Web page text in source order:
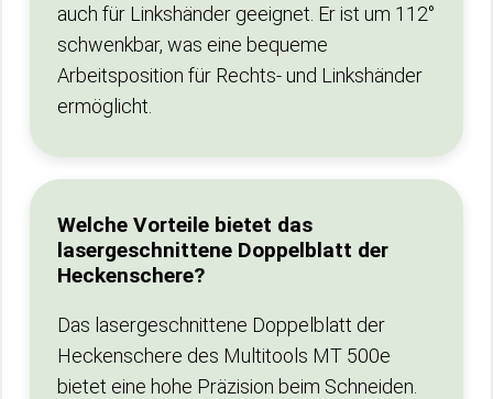
auch für Linkshänder geeignet. Er ist um 112°
schwenkbar, was eine bequeme
Arbeitsposition für Rechts- und Linkshänder
ermöglicht.
Welche Vorteile bietet das
lasergeschnittene Doppelblatt der
Heckenschere?
Das lasergeschnittene Doppelblatt der
Heckenschere des Multitools MT 500e
bietet eine hohe Präzision beim Schneiden.